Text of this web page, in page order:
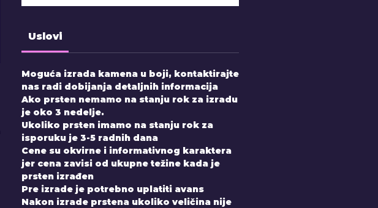
Uslovi
Moguća izrada kamena u boji, kontaktirajte
nas radi dobijanja detaljnih informacija
Ako prsten nemamo na stanju rok za izradu
je oko 3 nedelje.
Ukoliko prsten imamo na stanju rok za
isporuku je 3-5 radnih dana
Cene su okvirne i informativnog karaktera
jer cena zavisi od ukupne težine kada je
prsten izrađen
Pre izrade je potrebno uplatiti avans
Nakon izrade prstena ukoliko veličina nije